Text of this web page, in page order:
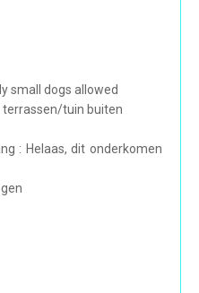
small dogs allowed
terrassen/tuin buiten
: Helaas, dit onderkomen